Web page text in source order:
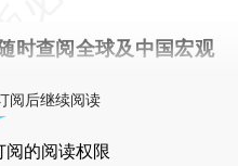
时查阅全球及中国宏观
阅后继续阅读
阅的阅读权限